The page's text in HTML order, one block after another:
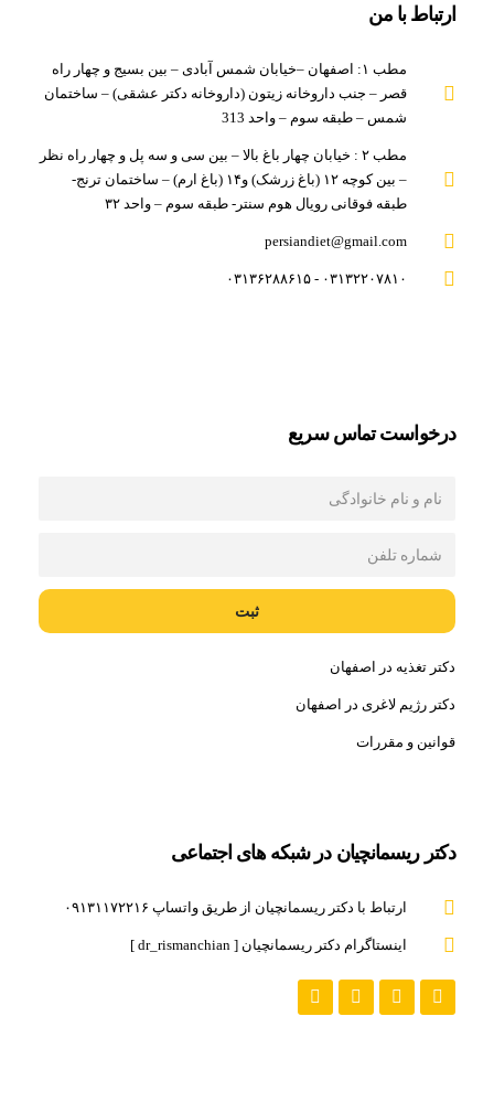
ارتباط با من
مطب ۱: اصفهان –خیابان شمس آبادی – بین بسیج و چهار راه
قصر – جنب داروخانه زیتون (داروخانه دکتر عشقی) – ساختمان
شمس – طبقه سوم – واحد 313
مطب ۲ : خیابان چهار باغ بالا – بین سی و سه پل و چهار راه نظر
– بین کوچه ۱۲ (باغ زرشک) و۱۴ (باغ ارم) – ساختمان ترنج-
طبقه فوقانی رویال هوم سنتر- طبقه سوم – واحد ۳۲
persiandiet@gmail.com
۰۳۱۳۲۲۰۷۸۱۰ - ۰۳۱۳۶۲۸۸۶۱۵
درخواست تماس سريع
ثبت
دکتر تغذیه در اصفهان
دکتر رژیم لاغری در اصفهان
قوانین و مقررات
دکتر ریسمانچیان در شبکه های اجتماعی
ارتباط با دکتر ریسمانچیان از طریق واتساپ ۰۹۱۳۱۱۷۲۲۱۶
اینستاگرام دکتر ریسمانچیان [ dr_rismanchian ]